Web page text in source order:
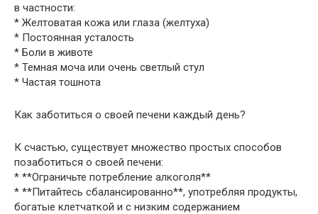
в частности:
* Желтоватая кожа или глаза (желтуха)
* Постоянная усталость
* Боли в животе
* Темная моча или очень светлый стул
* Частая тошнота
Как заботиться о своей печени каждый день?
К счастью, существует множество простых способов
позаботиться о своей печени:
* **Ограничьте потребление алкоголя**
* **Питайтесь сбалансированно**, употребляя продукты,
богатые клетчаткой и с низким содержанием